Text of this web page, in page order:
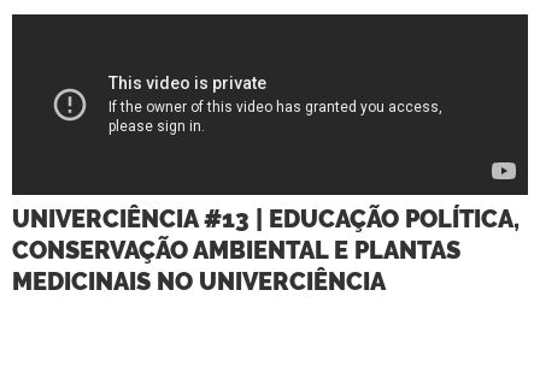
UNIVERCIÊNCIA #13 | EDUCAÇÃO POLÍTICA,
CONSERVAÇÃO AMBIENTAL E PLANTAS
MEDICINAIS NO UNIVERCIÊNCIA